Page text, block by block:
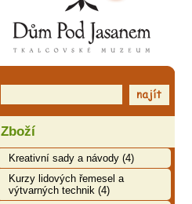
Zboží
Kreativní sady a návody (4)
Kurzy lidových řemesel a
výtvarných technik (4)